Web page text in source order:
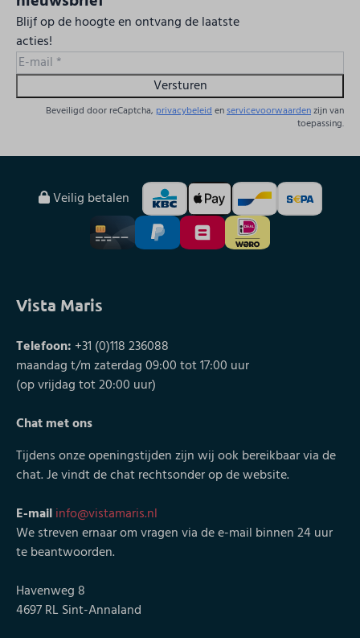
Blijf op de hoogte en ontvang de laatste
acties!
Versturen
Beveiligd door reCaptcha, privacybeleidenservicevoorwaardenzijn van
toepassing.
Veilig betalen
Vista Maris
Telefoon: +31 (0)118 236088
maandag t/m zaterdag 09:00 tot 17:00 uur
(op vrijdag tot 20:00 uur)
Chat met ons
Tijdens onze openingstijden zijn wij ook bereikbaar via de
chat. Je vindt de chat rechtsonder op de website.
E-mailinfo@vistamaris.nl
We streven ernaar om vragen via de e-mail binnen 24 uur
te beantwoorden.
Havenweg 8
4697 RL Sint-Annaland